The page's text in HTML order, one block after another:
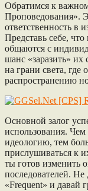
Обратимся к
Проповедования».
ответственность в
Представь себе,
общаются с
шанс «заразить»
на грани света,
распространению
Основной залог
использования.
идеологию, тем
прислушиваться к
ты готов изменить
последователей.
«Frequent» и давай